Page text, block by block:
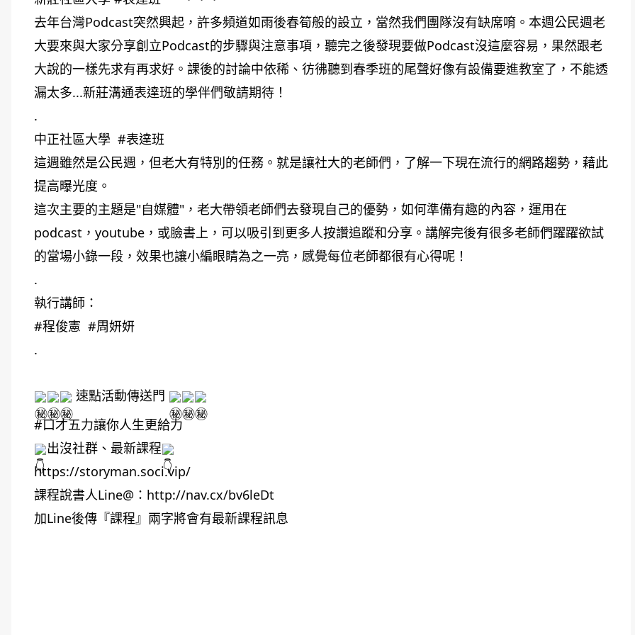
去年台灣Podcast突然興起，許多頻道如雨後春筍般的設立，當然我們團隊沒有缺席唷。本週公民週老
大要來與大家分享創立Podcast的步驟與注意事項，聽完之後發現要做Podcast沒這麼容易，果然跟老
大說的一樣先求有再求好。課後的討論中依稀、彷彿聽到春季班的尾聲好像有設備要進教室了，不能透
漏太多...新莊溝通表達班的學伴們敬請期待！
.
中正社區大學 #表達班
這週雖然是公民週，但老大有特別的任務。就是讓社大的老師們，了解一下現在流行的網路趨勢，藉此
提高曝光度。
這次主要的主題是"自媒體"，老大帶領老師們去發現自己的優勢，如何準備有趣的內容，運用在
podcast，youtube，或臉書上，可以吸引到更多人按讚追蹤和分享。講解完後有很多老師們躍躍欲試
的當場小錄一段，效果也讓小編眼睛為之一亮，感覺每位老師都很有心得呢！
.
執行講師：
#程俊憲 #周妍妍
.
速點活動傳送門
#口才五力讓你人生更給力
出沒社群、最新課程
https://storyman.soci.vip/
課程說書人Line@： http://nav.cx/bv6leDt
加Line後傳『課程』兩字將會有最新課程訊息